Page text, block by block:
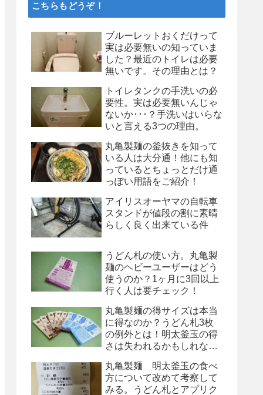
こちらもどうぞ！
ブルーレットおくだけって
実は必要無いの知っていま
した？最近のトイレは必要
無いです。その理由とは？
トイレタンクの手洗いの必
要性。実は必要無いんじゃ
ないか･･･？手洗いはいらな
いと言える3つの理由。
丸亀製麺の釜抜きを知って
いる人は大分通！他にも知
っているとちょっとだけ通
っぽい用語をご紹介！
アイリスオーヤマの自転車
スタンドが値段の割に素晴
らしく良く出来ている件
うどん札の使い方。丸亀製
麺のヘビーユーザーはどう
使うのか？1ヶ月に3回以上
行く人は要チェック！
丸亀製麺の得サイズは本当
に得なのか？うどん札3枚
の例外とは！明太釜玉の得
さは失われるかもしれな
丸亀製麺 明太釜玉の食べ
方について改めて考察して
みる。うどん札とアプリク